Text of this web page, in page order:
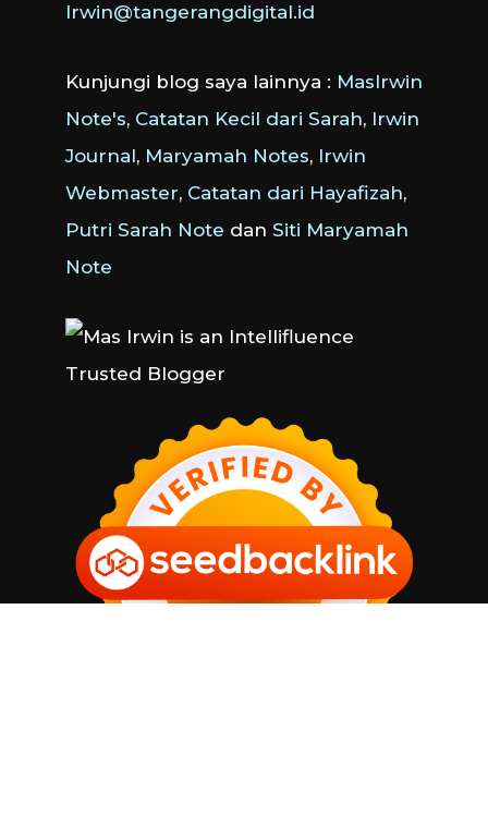
Irwin@tangerangdigital.id
Kunjungi blog saya lainnya : MasIrwin
Note's, Catatan Kecil dari Sarah, Irwin
Journal, Maryamah Notes, Irwin
Webmaster, Catatan dari Hayafizah,
Putri Sarah Note dan Siti Maryamah
Note